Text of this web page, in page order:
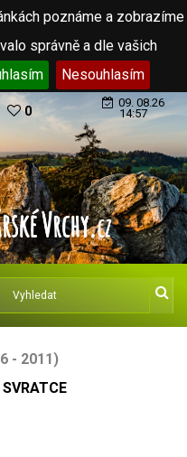
poznáme a zobrazíme
správně a dle vašich
Nesouhlasím
0
09. 08.26
14:57
- 2011)